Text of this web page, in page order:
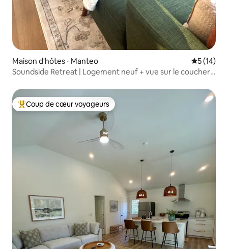
Maison d'hôtes ⋅ Manteo
5 (14)
Soundside Retreat | Logement neuf + vue sur le coucher
Coups de cœur voyageurs les plus appréciés
Coup de cœur voyageurs